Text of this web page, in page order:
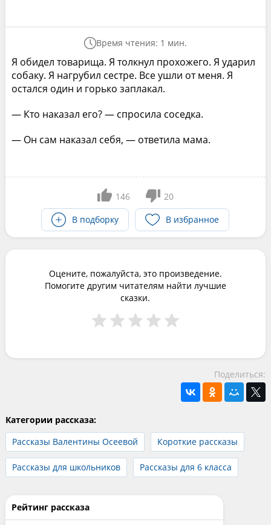
Время чтения: 1 мин.
Я обидел товарища. Я толкнул прохожего. Я ударил
собаку. Я нагрубил сестре. Все ушли от меня. Я
остался один и горько заплакал.
— Кто наказал его? — спросила соседка.
— Он сам наказал себя, — ответила мама.
146
20
В подборку
В избранное
Оцените, пожалуйста, это произведение.
Помогите другим читателям найти лучшие
сказки.
Поделиться:
Категории рассказа:
Рассказы Валентины Осеевой
Короткие рассказы
Рассказы для школьников Рассказы для 6 класса
Рейтинг рассказа